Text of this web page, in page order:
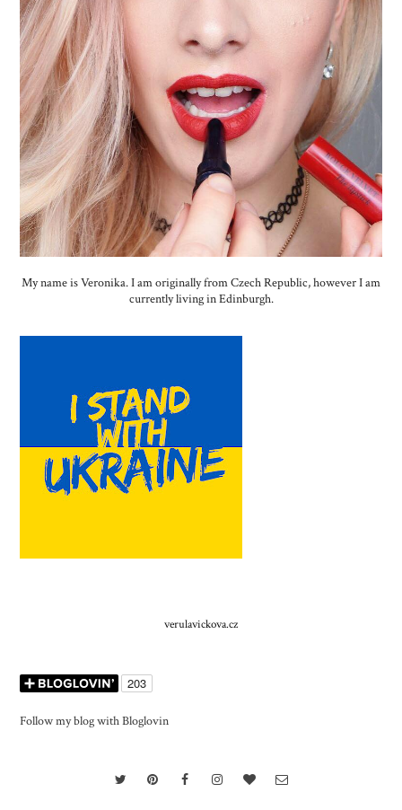
My name is Veronika. I am originally from Czech Republic, however I am
currently living in Edinburgh.
verulavickova.cz
Follow my blog with Bloglovin